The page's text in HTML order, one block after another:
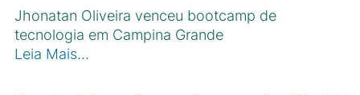
Jhonatan Oliveira venceu bootcamp de
tecnologia em Campina Grande
Leia Mais…